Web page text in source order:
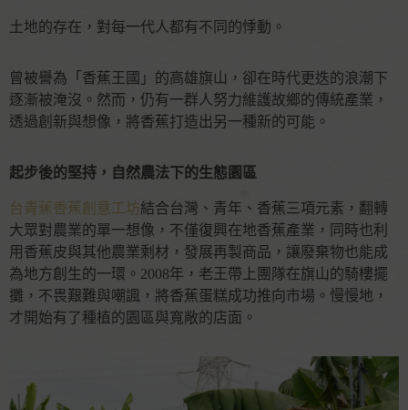
土地的存在，對每一代人都有不同的悸動。
曾被譽為「香蕉王國」的高雄旗山，卻在時代更迭的浪潮下
逐漸被淹沒。然而，仍有一群人努力維護故鄉的傳統產業，
透過創新與想像，將香蕉打造出另一種新的可能。
起步後的堅持，自然農法下的生態園區
台青蕉香蕉創意工坊結合台灣、青年、香蕉三項元素，翻轉
大眾對農業的單一想像，不僅復興在地香蕉產業，同時也利
用香蕉皮與其他農業剩材，發展再製商品，讓廢棄物也能成
為地方創生的一環。2008年，老王帶上團隊在旗山的騎樓擺
攤，不畏艱難與嘲諷，將香蕉蛋糕成功推向市場。慢慢地，
才開始有了種植的園區與寬敞的店面。